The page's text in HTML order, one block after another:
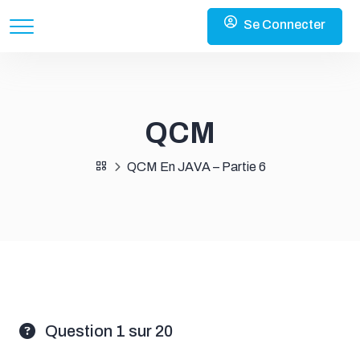
Se Connecter
QCM
QCM En JAVA – Partie 6
Question 1 sur 20